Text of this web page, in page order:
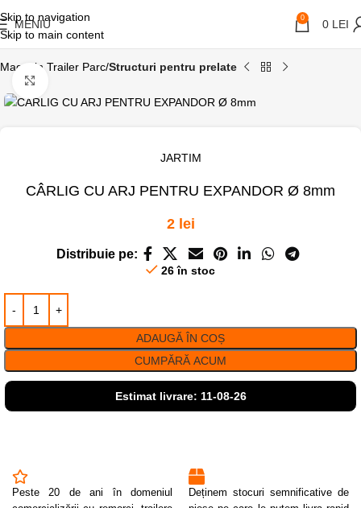
Skip to navigation
Skip to main content
MENIU 0 0 LEI
Magazin Trailer Parc Structuri pentru prelate
JARTIM
CÂRLIG CU ARJ PENTRU EXPANDOR Ø 8mm
2 lei
Distribuie pe:
26 în stoc
ADAUGĂ ÎN COȘ
CUMPĂRĂ ACUM
Estimat livrare: 11-08-26
Peste 20 de ani în domeniul
Deținem stocuri semnificative de